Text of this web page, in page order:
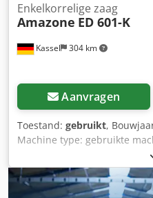
Kassel 304 km
Enkelkorrelige zaag
Amazone ED 601-K
Aanvragen
Toestand: gebruikt,
Machine type: gebruikte
Bemestingsinrichting /